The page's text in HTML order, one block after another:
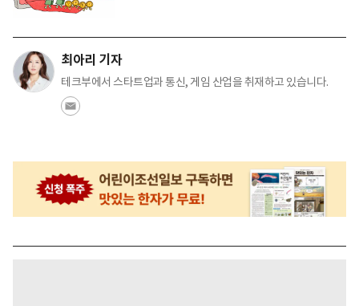
최아리 기자
테크부에서 스타트업과 통신, 게임 산업을 취재하고 있습니다.